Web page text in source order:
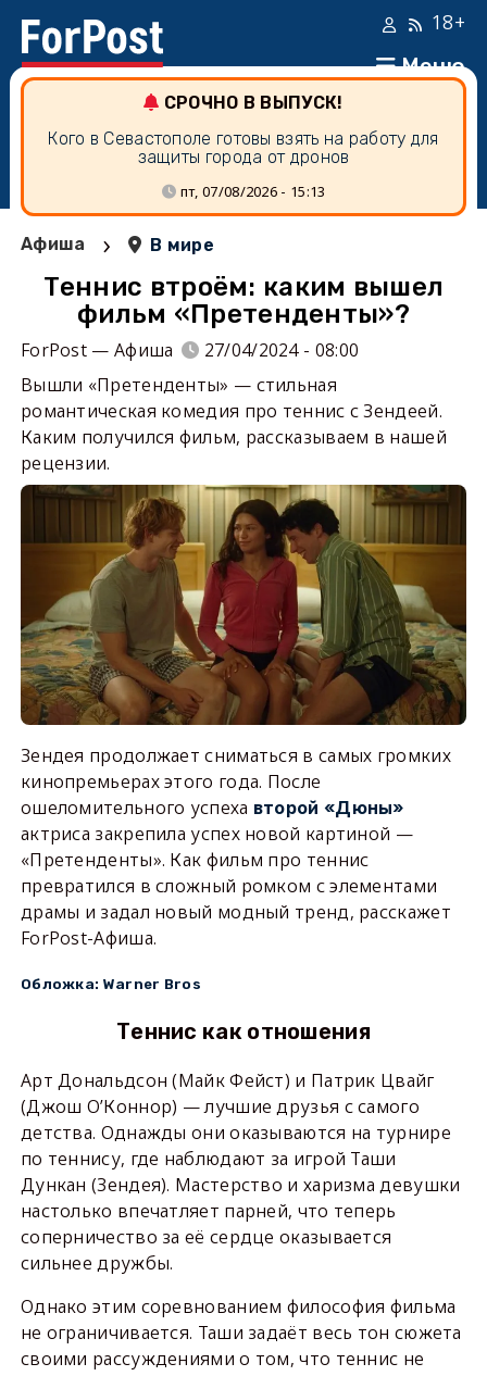
Меню
18+
СРОЧНО В ВЫПУСК!
Кого в Севастополе готовы взять на работу для
защиты города от дронов
пт, 07/08/2026 - 15:13
Афиша › В мире
Теннис втроём: каким вышел
фильм «Претенденты»?
ForPost — Афиша
27/04/2024 - 08:00
Вышли «Претенденты» — стильная
романтическая комедия про теннис с Зендеей.
Каким получился фильм, рассказываем в нашей
рецензии.
Зендея продолжает сниматься в самых громких
кинопремьерах этого года. После
ошеломительного успеха второй «Дюны»
актриса закрепила успех новой картиной —
«Претенденты». Как фильм про теннис
превратился в сложный ромком с элементами
драмы и задал новый модный тренд, расскажет
ForPost-Афиша.
Обложка: Warner Bros
Теннис как отношения
Арт Дональдсон (Майк Фейст) и Патрик Цвайг
(Джош О’Коннор) — лучшие друзья с самого
детства. Однажды они оказываются на турнире
по теннису, где наблюдают за игрой Таши
Дункан (Зендея). Мастерство и харизма девушки
настолько впечатляет парней, что теперь
соперничество за её сердце оказывается
сильнее дружбы.
Однако этим соревнованием философия фильма
не ограничивается. Таши задаёт весь тон сюжета
своими рассуждениями о том, что теннис не